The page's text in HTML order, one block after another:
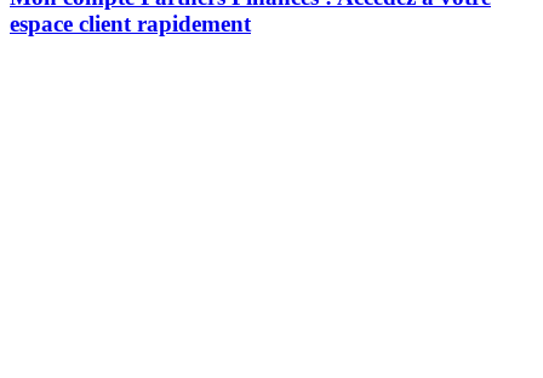
espace client rapidement